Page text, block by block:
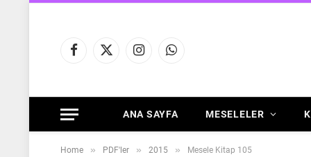
Facebook
X
InstagramWhatsApp
ANA SAYFA MESELELER
Home » PDF'ler » 2015 » Mesele Kitap 105